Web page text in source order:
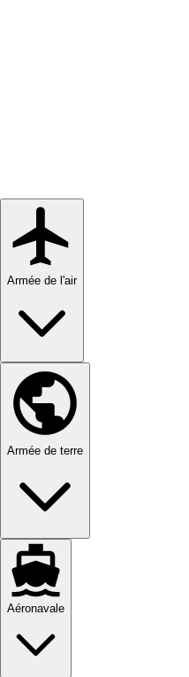
Armée de l'air
Armée de terre
Aéronavale